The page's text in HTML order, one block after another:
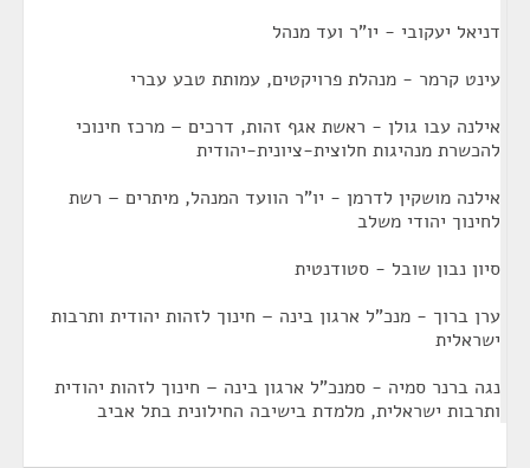
דניאל יעקובי - יו"ר ועד מנהל
עינט קרמר - מנהלת פרויקטים, עמותת טבע עברי
אילנה עבו גולן - ראשת אגף זהות, דרכים – מרכז חינוכי
להכשרת מנהיגות חלוצית-ציונית-יהודית
אילנה מושקין לדרמן - יו"ר הוועד המנהל, מיתרים – רשת
לחינוך יהודי משלב
סיון נבון שובל - סטודנטית
ערן ברוך - מנכ"ל ארגון בינה – חינוך לזהות יהודית ותרבות
ישראלית
נגה ברנר סמיה - סמנכ"ל ארגון בינה – חינוך לזהות יהודית
ותרבות ישראלית, מלמדת בישיבה החילונית בתל אביב